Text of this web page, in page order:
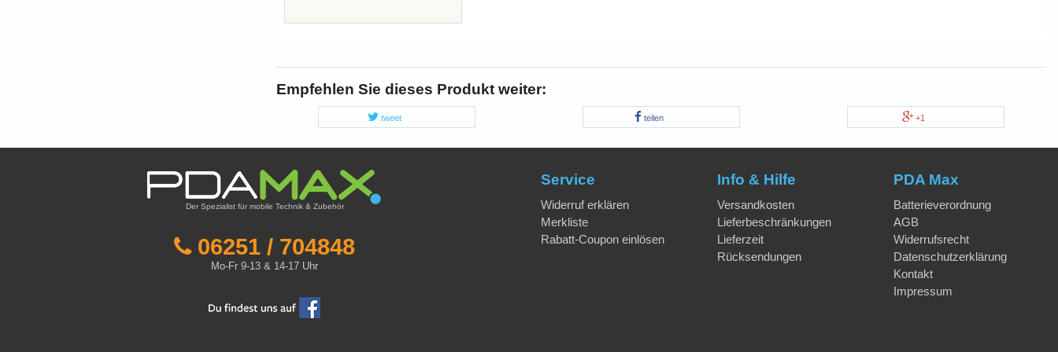
Empfehlen Sie dieses Produkt weiter:
tweet teilen +1
Der Spezialist für mobile Technik & Zubehör
06251 / 704848
Mo-Fr 9-13 & 14-17 Uhr
Service
Widerruf erklären
Merkliste
Rabatt-Coupon einlösen
Info & Hilfe
Versandkosten
Lieferbeschränkungen
Lieferzeit
Rücksendungen
PDA Max
Batterieverordnung
AGB
Widerrufsrecht
Datenschutzerklärung
Kontakt
Impressum